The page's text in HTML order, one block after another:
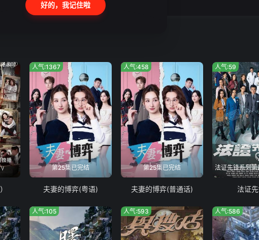
第25集已完结
人气:1367
夫妻的博弈(粤语)
第25集已完结
人气:458
夫妻的博弈(普通话)
人气:59
法证
人气:105 人气:593 人气:586
好的，我记住啦